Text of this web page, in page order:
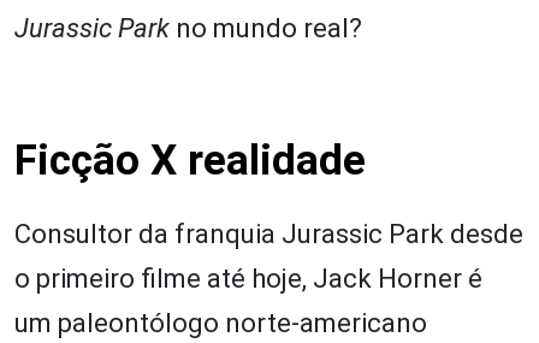
Jurassic Park no mundo real?
Ficção X realidade
Consultor da franquia Jurassic Park desde
o primeiro filme até hoje, Jack Horner é
um paleontólogo norte-americano